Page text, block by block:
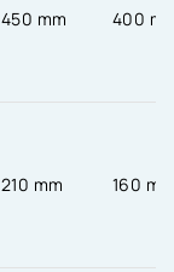
450 mm 400
210 mm 160